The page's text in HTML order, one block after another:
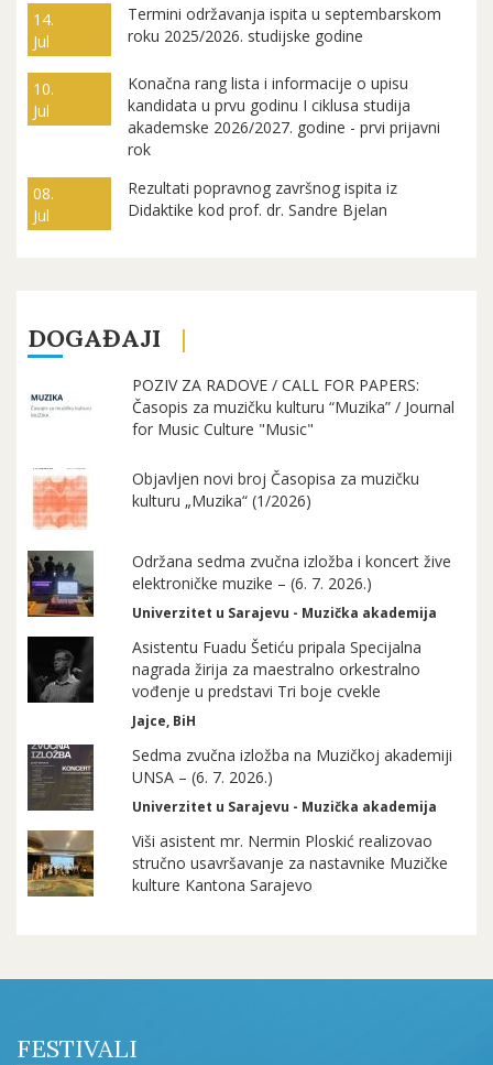
14.
Jul
Termini održavanja ispita u septembarskom
roku 2025/2026. studijske godine
10.
Jul
Konačna rang lista i informacije o upisu
kandidata u prvu godinu I ciklusa studija
akademske 2026/2027. godine - prvi prijavni
rok
08.
Jul
Rezultati popravnog završnog ispita iz
Didaktike kod prof. dr. Sandre Bjelan
DOGAĐAJI
POZIV ZA RADOVE / CALL FOR PAPERS:
Časopis za muzičku kulturu “Muzika” / Journal
for Music Culture "Music"
Objavljen novi broj Časopisa za muzičku
kulturu „Muzika“ (1/2026)
Održana sedma zvučna izložba i koncert žive
elektroničke muzike – (6. 7. 2026.)
Univerzitet u Sarajevu - Muzička akademija
Asistentu Fuadu Šetiću pripala Specijalna
nagrada žirija za maestralno orkestralno
vođenje u predstavi Tri boje cvekle
Jajce, BiH
Sedma zvučna izložba na Muzičkoj akademiji
UNSA – (6. 7. 2026.)
Univerzitet u Sarajevu - Muzička akademija
Viši asistent mr. Nermin Ploskić realizovao
stručno usavršavanje za nastavnike Muzičke
kulture Kantona Sarajevo
FESTIVALI